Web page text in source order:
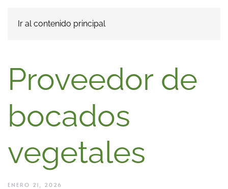
Ir al contenido principal
Proveedor de
bocados
vegetales
ENERO 21, 2026